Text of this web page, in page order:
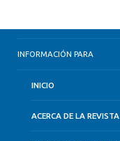
INFORMACIÓN PARA
INICIO
ACERCA DE LA REVISTA